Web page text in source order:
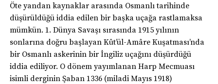
Öte yandan kaynaklar arasında Osmanlı tarihinde
düşürüldüğü iddia edilen bir başka uçağa rastlamaksa
mümkün. 1. Dünya Savaşı sırasında 1915 yılının
sonlarına doğru başlayan Kût’ül-Amâre Kuşatması’nda
bir Osmanlı askerinin bir İngiliz uçağını düşürdüğü
iddia ediliyor. O dönem yayımlanan Harp Mecmuası
isimli derginin Şaban 1336 (miladi Mayıs 1918)